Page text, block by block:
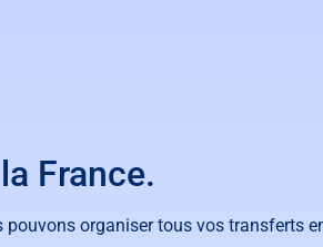
France.
organiser tous vos transferts